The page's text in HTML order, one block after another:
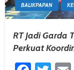
BALIKPAPAN
RT Jadi Garda
Perkuat